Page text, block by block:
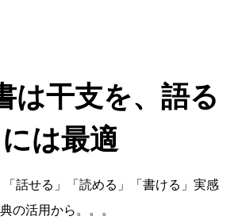
は干支を、語る
には最適
話せる」「読める」「書ける」実感
の活用から。。。